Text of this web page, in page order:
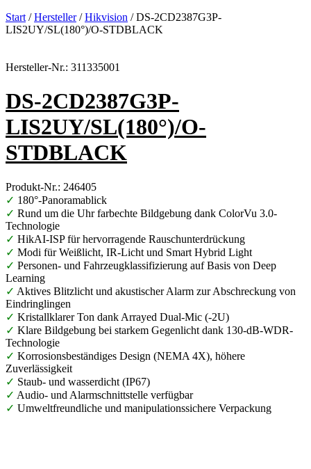
Start /Hersteller/Hikvision / DS-2CD2387G3P-
LIS2UY/SL(180°)/O-STDBLACK
Hersteller-Nr.: 311335001
DS-2CD2387G3P-
LIS2UY/SL(180°)/O-
STDBLACK
Produkt-Nr.: 246405
✓ 180°-Panoramablick
✓ Rund um die Uhr farbechte Bildgebung dank ColorVu 3.0-
Technologie
✓ HikAI-ISP für hervorragende Rauschunterdrückung
✓ Modi für Weißlicht, IR-Licht und Smart Hybrid Light
✓ Personen- und Fahrzeugklassifizierung auf Basis von Deep
Learning
✓ Aktives Blitzlicht und akustischer Alarm zur Abschreckung von
Eindringlingen
✓ Kristallklarer Ton dank Arrayed Dual-Mic (-2U)
✓ Klare Bildgebung bei starkem Gegenlicht dank 130-dB-WDR-
Technologie
✓ Korrosionsbeständiges Design (NEMA 4X), höhere
Zuverlässigkeit
✓ Staub- und wasserdicht (IP67)
✓ Audio- und Alarmschnittstelle verfügbar
✓ Umweltfreundliche und manipulationssichere Verpackung